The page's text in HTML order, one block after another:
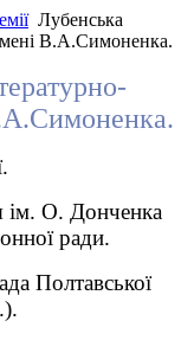
Лубенська
В.А.Симоненка.
ім. О. Донченка
ради.
Полтавської